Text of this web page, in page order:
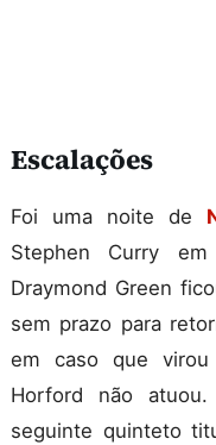
Escalações
Foi uma noite de
Stephen Curry
Draymond Green
sem prazo para
em caso que
Horford não
seguinte quinteto